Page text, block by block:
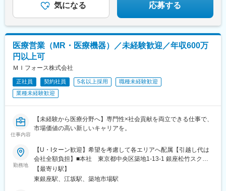
■当社の特徴
研修終了後は各製薬メーカーのプロジェクトに配属される『コン
クラクトMR』。配属期間は平均2～3年程。
新薬案件を中心にプロジェクトが豊富にあり、成長機会が広がり
ます。
■豊富なキャリアパス
がんや希少疾患の医薬品担当など専門性を深めるキャリアや、マ
ネジメント・人材育成など多様なキャリアパスが可能。実際に社
内でキャリアチェンジして活躍している社員も多数います。
変更の範囲：会社の定める業務
気になる 応募する
医療営業（MR・医療機器）／未経験歓迎／年収600万
円以上可
ＭＩフォース株式会社
正社員 契約社員 5名以上採用
職種未経験歓迎
業種未経験歓迎
仕事内容
【未経験から医療分野へ】専門性×社会貢献を両立できる仕事で、
市場価値の高い新しいキャリアを。
勤務地
【U・Iターン歓迎】希望を考慮して各エリアへ配属【引越し代は
会社全額負担】■本社 東京都中央区築地1-13-1 銀座松竹スクエ
ア9F■勤務エリア：（1）北海道：北海道（2）東北：青森・秋
田・岩手・山形・宮城・福島（3）関東：東京・神奈川・千葉・埼
【最寄り駅】
東銀座駅、江坂駅、築地市場駅